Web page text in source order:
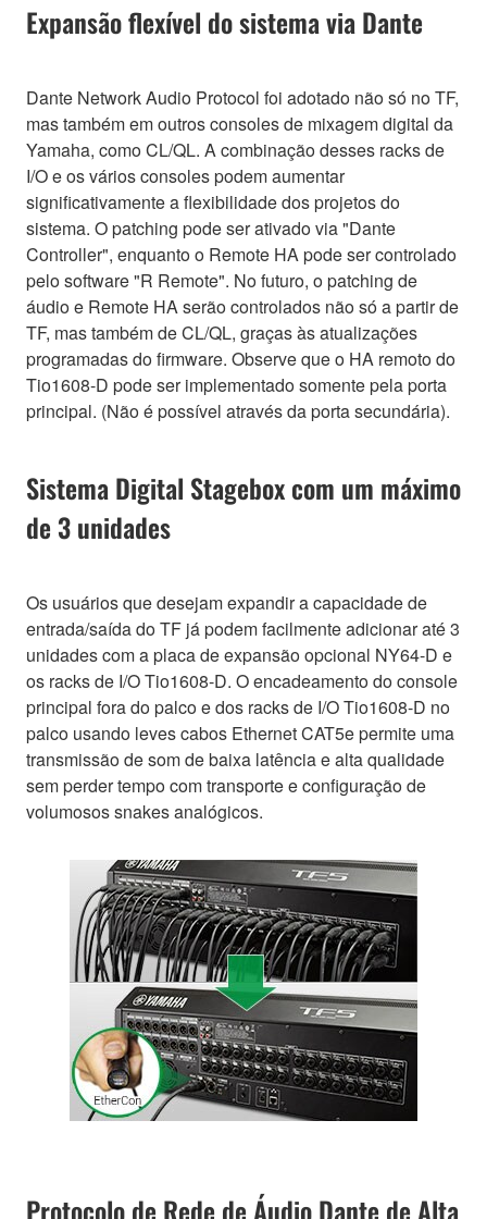
Expansão flexível do sistema via Dante
Dante Network Audio Protocol foi adotado não só no TF,
mas também em outros consoles de mixagem digital da
Yamaha, como CL/QL. A combinação desses racks de
I/O e os vários consoles podem aumentar
significativamente a flexibilidade dos projetos do
sistema. O patching pode ser ativado via "Dante
Controller", enquanto o Remote HA pode ser controlado
pelo software "R Remote". No futuro, o patching de
áudio e Remote HA serão controlados não só a partir de
TF, mas também de CL/QL, graças às atualizações
programadas do firmware. Observe que o HA remoto do
Tio1608-D pode ser implementado somente pela porta
principal. (Não é possível através da porta secundária).
Sistema Digital Stagebox com um máximo
de 3 unidades
Os usuários que desejam expandir a capacidade de
entrada/saída do TF já podem facilmente adicionar até 3
unidades com a placa de expansão opcional NY64-D e
os racks de I/O Tio1608-D. O encadeamento do console
principal fora do palco e dos racks de I/O Tio1608-D no
palco usando leves cabos Ethernet CAT5e permite uma
transmissão de som de baixa latência e alta qualidade
sem perder tempo com transporte e configuração de
volumosos snakes analógicos.
Protocolo de Rede de Áudio Dante de Alta